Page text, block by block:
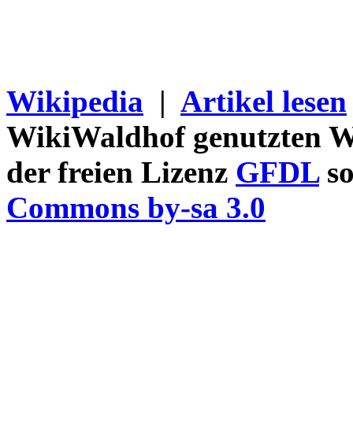
Wikipedia | Artikel lesen
WikiWaldhof genutzten
der freien Lizenz GFDL
Commons by-sa 3.0